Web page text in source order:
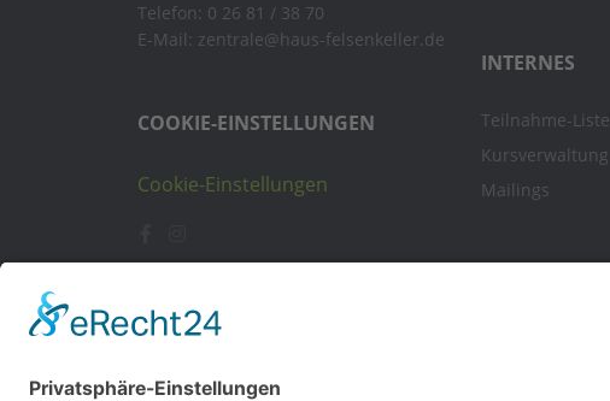
Telefon: 0 26 81 / 38 70
E-Mail: zentrale@haus-felsenkeller.de
COOKIE-EINSTELLUNGEN
Cookie-Einstellungen
INTERNES
Teilnahme-Liste
Kursverwaltung
Mailings